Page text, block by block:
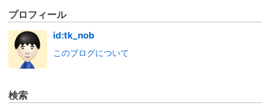
プロフィール
id:tk_nob
このブログについて
検索